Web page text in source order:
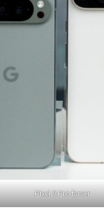
Pixel 9 Pro farver